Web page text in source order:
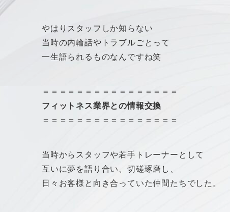
やはりスタッフしか知らない
当時の内輪話やトラブルごとって
一生語られるものなんですね笑
＝＝＝＝＝＝＝＝＝＝＝＝＝＝＝＝
フィットネス業界との情報交換
＝＝＝＝＝＝＝＝＝＝＝＝＝＝＝＝
当時からスタッフや若手トレーナーとして
互いに夢を語り合い、切磋琢磨し、
日々お客様と向き合っていた仲間たちでした。